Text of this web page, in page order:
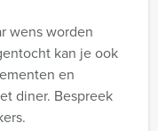
wens worden
kan je ook
en
diner. Bespreek